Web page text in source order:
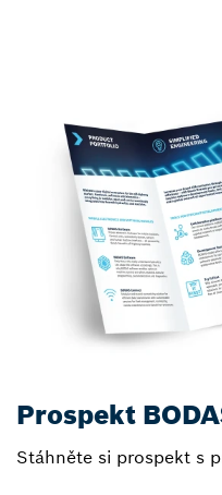
Prospekt
Stáhněte si prospekt s